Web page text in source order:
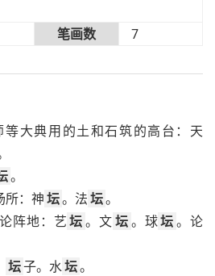
笔画数
7
大典用的土和石筑的高台：天
。
所：神坛。法坛。
阵地：艺 坛。文坛。球坛。论
坛子。水坛。